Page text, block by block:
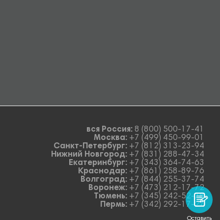
вся Россия: 8 (800) 500-17-41
Москва: +7 (499) 450-99-01
Санкт-Петербург: +7 (812) 313-23-94
Нижний Новгород: +7 (831) 288-47-34
Екатеринбург: +7 (343) 364-74-63
Краснодар: +7 (861) 258-89-76
Волгоград: +7 (844) 255-37-74
Воронеж: +7 (473) 212-17-72
Тюмень: +7 (345) 242-52-78
Пермь: +7 (342) 292-17-27
Оставить